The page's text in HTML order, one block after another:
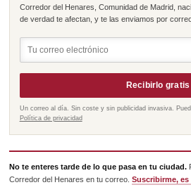
Corredor del Henares, Comunidad de Madrid,
de verdad te afectan, y te las enviamos por
Recibirlo gratis
Un correo al día. Sin coste y sin publicidad invasiva.
Política de privacidad
No te enteres tarde de lo que pasa en tu ciudad.
Corredor del Henares en tu correo.Suscribirme,